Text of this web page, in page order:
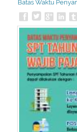
Batas Waktu